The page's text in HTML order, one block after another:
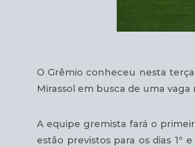
O Grêmio conheceu nesta
Mirassol em busca de uma
A equipe gremista fará o
estão previstos para os dias 1º